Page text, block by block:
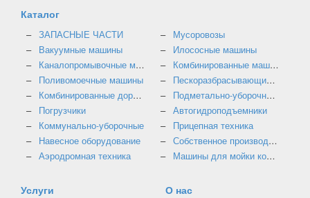
Каталог
ЗАПАСНЫЕ ЧАСТИ
Мусоровозы
Вакуумные машины
Илососные машины
Каналопромывочные машины
Комбинированные машины
Поливомоечные машины
Пескоразбрасывающие машины
Комбинированные дорожные машины
Подметально-уборочные машины
Погрузчики
Автогидроподъемники
Коммунально-уборочные
Прицепная техника
Навесное оборудование
Собственное производство
Аэродромная техника
Машины для мойки контейнеров
Услуги О нас